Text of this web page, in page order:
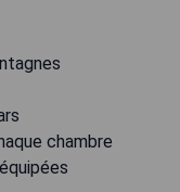
chambre